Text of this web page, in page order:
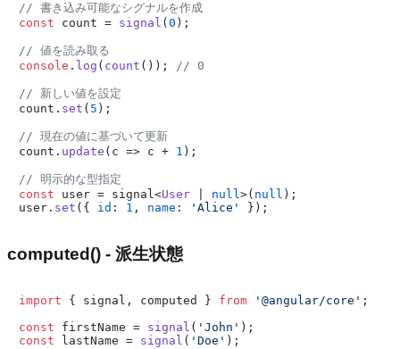
// 書き込み可能なシグナルを作成
const count = signal ( 0 );
// 値を読み取る
console . log ( count ()); // 0
// 新しい値を設定
count. set ( 5 );
// 現在の値に基づいて更新
count. update ( c => c + 1 );
// 明示的な型指定
const user = signal<User null>( null );
user. set ({ id : 1 , name : 'Alice'
computed() - 派生状態
import { signal, computed } from '@angular/core' ;
const firstName = signal ( 'John'
const lastName = signal ( 'Doe' );